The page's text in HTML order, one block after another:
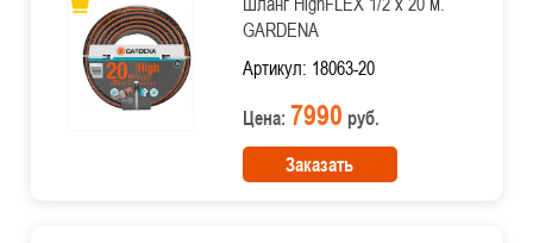
GARDENA
Артикул: 18063-20
Цена: 7990 руб.
Заказать